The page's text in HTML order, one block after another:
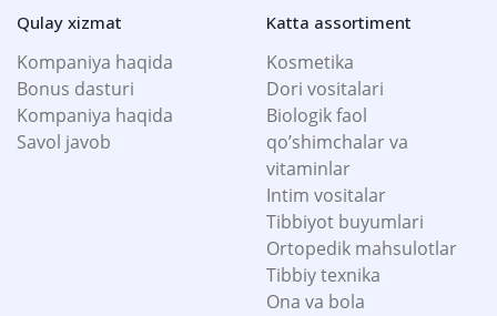
Qulay xizmat
Kompaniya haqida
Bonus dasturi
Kompaniya haqida
Savol javob
Katta assortiment
Kosmetika
Dori vositalari
Biologik faol
qo’shimchalar va
vitaminlar
Intim vositalar
Tibbiyot buyumlari
Ortopedik mahsulotlar
Tibbiy texnika
Ona va bola